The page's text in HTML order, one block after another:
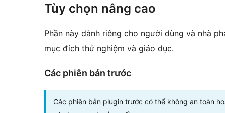
Tùy chọn nâng cao
Phần này dành riêng cho người dùng và nhà
mục đích thử nghiệm và giáo dục.
Các phiên bản trước
Các phiên bản plugin trước có thể không an toàn